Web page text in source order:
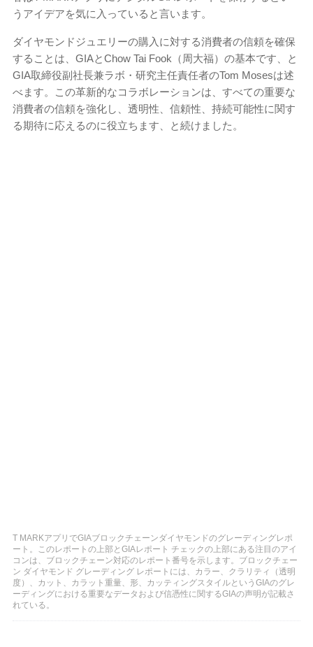
うアイデアを気に入っていると言います。
ダイヤモンドジュエリーの購入に対する消費者の信頼を確保
することは、GIAとChow Tai Fook（周大福）の基本です、と
GIA取締役副社長兼ラボ・研究主任責任者のTom Mosesは述
べます。この革新的なコラボレーションは、すべての重要な
消費者の信頼を強化し、透明性、信頼性、持続可能性に関す
る期待に応えるのに役立ちます、と続けました。
T MARKアプリでGIAブロックチェーンダイヤモンドのグレーディングレポ
ート。このレポートの上部とGIAレポート チェックの上部にある注目のアイ
コンは、ブロックチェーン対応のレポート番号を示します。ブロックチェー
ン ダイヤモンド グレーディング レポートには、カラー、クラリティ（透明
度）、カット、カラット重量、形、カッティングスタイルというGIAのグレ
ーディングにおける重要なデータおよび信憑性に関するGIAの声明が記載さ
れている。